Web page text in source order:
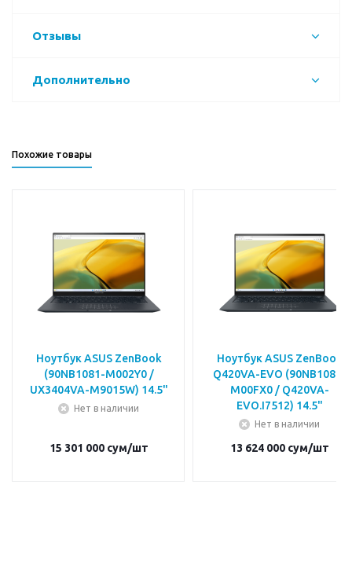
Отзывы
Дополнительно
Похожие товары
Ноутбук ASUS ZenBook
(90NB1081-M002Y0 /
UX3404VA-M9015W) 14.5"
Нет в наличии
15 301 000сум/шт
Ноутбук ASUS ZenBook
Q420VA-EVO (90NB1084-
M00FX0 / Q420VA-
EVO.I7512) 14.5"
Нет в наличии
13 624 000сум/шт